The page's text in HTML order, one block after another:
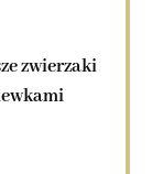
zwierzaki